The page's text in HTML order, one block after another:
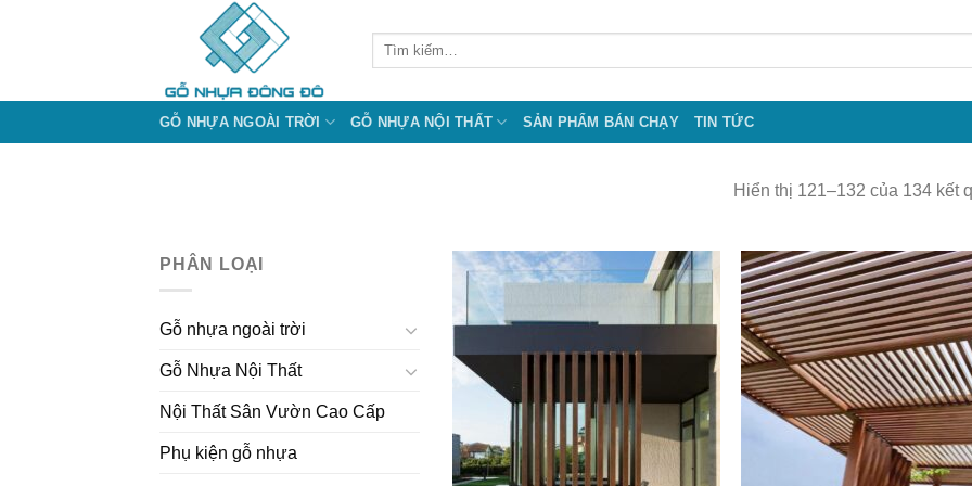
Tìm
GỖ NHỰA NGOÀI TRỜI GỖ NHỰA NỘI THẤT SẢN PHẨM BÁN CHẠY TIN TỨC
Hiển thị 121–132 của 134 kết
PHÂN LOẠI
Gỗ nhựa ngoài trời
Gỗ Nhựa Nội Thất
Nội Thất Sân Vườn Cao Cấp
Phụ kiện gỗ nhựa